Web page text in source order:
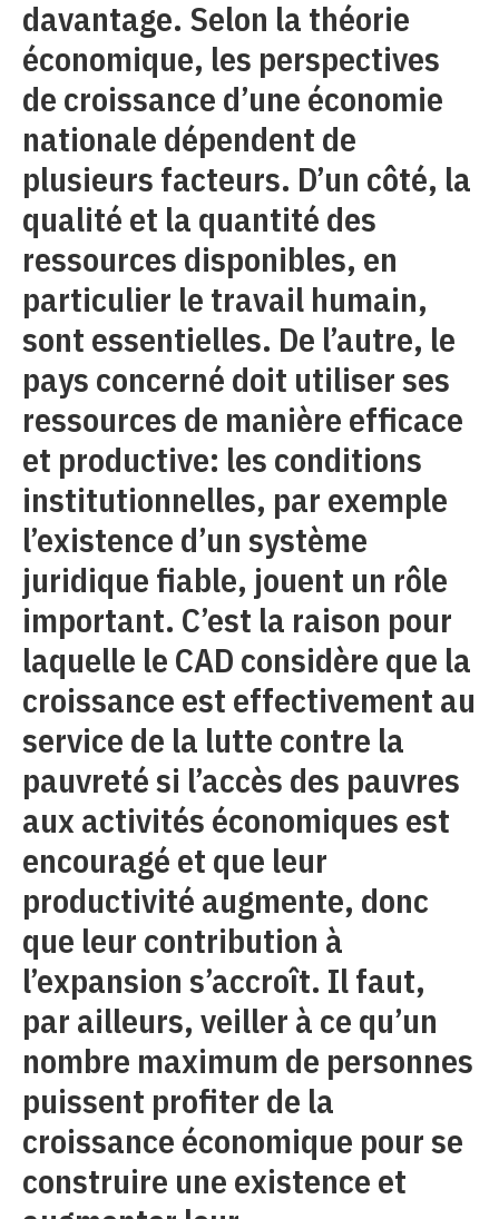
davantage. Selon la théorie
économique, les perspectives
de croissance d’une économie
nationale dépendent de
plusieurs facteurs. D’un côté, la
qualité et la quantité des
ressources disponibles, en
particulier le travail humain,
sont essentielles. De l’autre, le
pays concerné doit utiliser ses
ressources de manière efficace
et productive: les conditions
institutionnelles, par exemple
l’existence d’un système
juridique fiable, jouent un rôle
important. C’est la raison pour
laquelle le CAD considère que la
croissance est effectivement au
service de la lutte contre la
pauvreté si l’accès des pauvres
aux activités économiques est
encouragé et que leur
productivité augmente, donc
que leur contribution à
l’expansion s’accroît. Il faut,
par ailleurs, veiller à ce qu’un
nombre maximum de personnes
puissent profiter de la
croissance économique pour se
construire une existence et